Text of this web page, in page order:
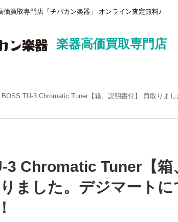
価買取専門店「チバカン楽器」 オンライン査定無料♪
楽器高価買取専門店
BOSS TU-3 Chromatic Tuner【箱、説明書付】 買取りま
3 Chromatic Tuner【箱
ました。デジマートに